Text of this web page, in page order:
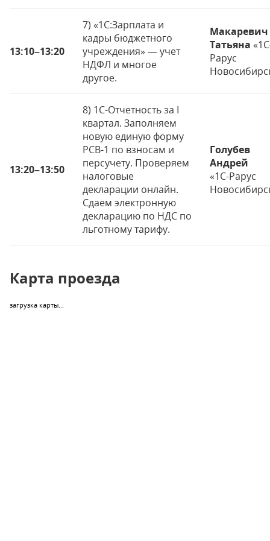
13:10–13:20
7) «1С:Зарплата и
кадры бюджетного
учреждения» — учет
НДФЛ и многое
другое.
Макаревич
Татьяна
Рарус
13:20–13:50
8) 1С-Отчетность за I
квартал. Заполняем
новую единую форму
РСВ-1 по взносам и
персучету. Проверяем
налоговые
декларации онлайн.
Сдаем электронную
декларацию по НДС по
льготному тарифу.
Голубев
Андрей
«1С-Рарус
Карта проезда
загрузка карты...